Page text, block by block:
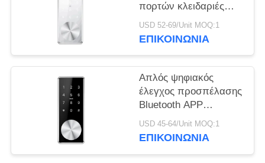
πορτών κλειδαριές
πυλών
κλειδαριών/WiFi APP
USD 52-69/Unit MOQ:1
ΕΠΙΚΟΙΝΩΝΊΑ
Απλός ψηφιακός
έλεγχος προσπέλασης
Bluetooth APP
κλειδαριών πορτών
αφής αυτόματος
USD 45-64/Unit MOQ:1
ΕΠΙΚΟΙΝΩΝΊΑ